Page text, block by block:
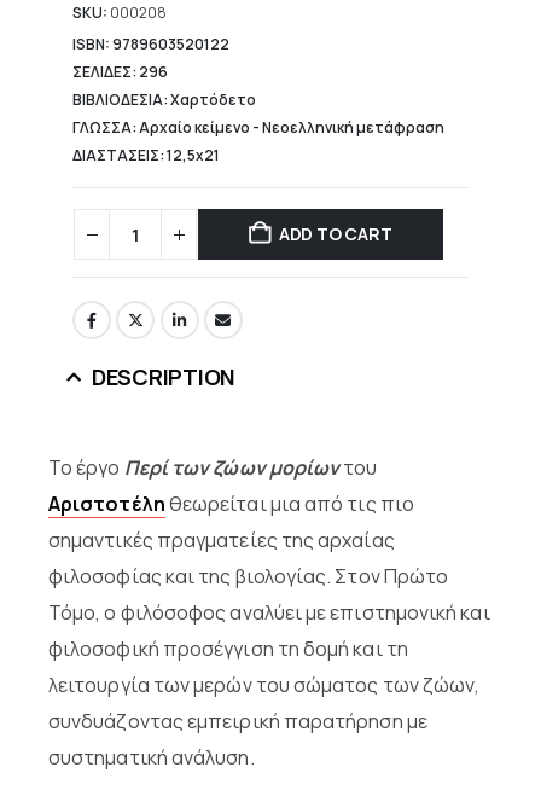
15,04 €.
SKU: 000208
ISBN: 9789603520122
ΣΕΛΙΔΕΣ: 296
ΒΙΒΛΙΟΔΕΣΙΑ: Χαρτόδετο
ΓΛΩΣΣΑ: Αρχαίο κείμενο - Νεοελληνική μετάφραση
ΔΙΑΣΤΑΣΕΙΣ: 12,5x21
ADD TO CART
DESCRIPTION
Το έργο Περί των ζώων μορίωντου
Αριστοτέληθεωρείται μια από τις πιο
σημαντικές πραγματείες της αρχαίας
φιλοσοφίας και της βιολογίας. Στον Πρώτο
Τόμο, ο φιλόσοφος αναλύει με επιστημονική και
φιλοσοφική προσέγγιση τη δομή και τη
λειτουργία των μερών του σώματος των ζώων,
συνδυάζοντας εμπειρική παρατήρηση με
συστηματική ανάλυση.